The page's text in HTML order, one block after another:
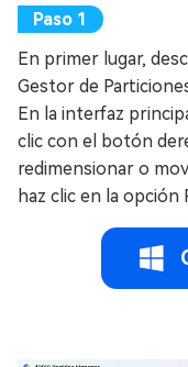
En primer lugar,
Gestor de
En la interfaz
clic con el botón
redimensionar o
haz clic en la opción